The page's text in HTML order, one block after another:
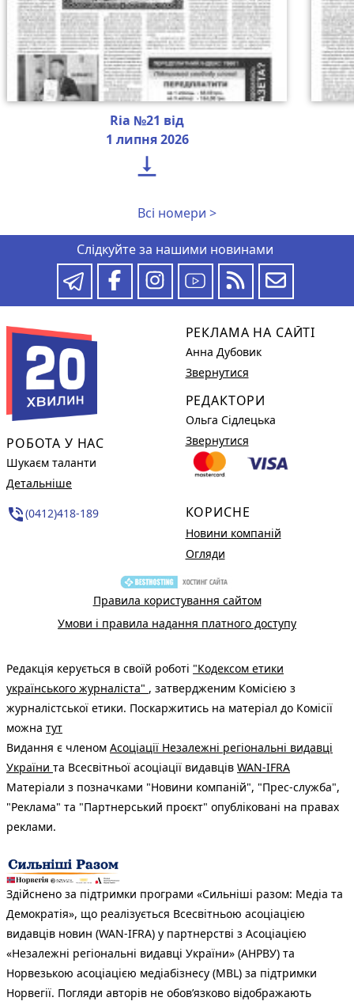
Ria №21 від
1 липня 2026

Всі номери >
Слідкуйте за нашими новинами
РОБОТА У НАС
Шукаєм таланти
Детальніше
phone_in_talk(0412)418-189
РЕКЛАМА НА САЙТІ
Анна Дубовик
Звернутися
РЕДАКТОРИ
Ольга Сідлецька
Звернутися
КОРИСНЕ
Новини компаній
Огляди
Правила користування сайтом
Умови і правила надання платного доступу
Редакція керується в своїй роботі "Кодексом етики
українського журналіста" , затвердженим Комісією з
журналістської етики. Поскаржитись на матеріал до Комісії
можна тут
Видання є членом Асоціації Незалежні регіональні видавці
України та Всесвітньої асоціації видавців WAN-IFRA
Матеріали з позначками "Новини компаній", "Прес-служба",
"Реклама" та "Партнерський проєкт" опубліковані на правах
реклами.
Здійснено за підтримки програми «Сильніші разом: Медіа та
Демократія», що реалізується Всесвітньою асоціацією
видавців новин (WAN-IFRA) у партнерстві з Асоціацією
«Незалежні регіональні видавці України» (АНРВУ) та
Норвезькою асоціацією медіабізнесу (MBL) за підтримки
Норвегії. Погляди авторів не обов’язково відображають